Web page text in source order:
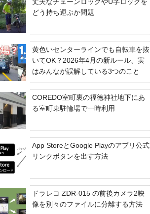
どう持ち運ぶか問題
黄色いセンターラインでも自転車を抜
いてOK？2026年4月の新ルール、実
はみんなが誤解している3つのこと
COREDO室町裏の福徳神社地下にあ
る室町東駐輪場で一時利用
App StoreとGoogle Playのアプリ公式
リンクボタンを出す方法
ドラレコ ZDR-015 の前後カメラ2映
像を別々のファイルに分離する方法